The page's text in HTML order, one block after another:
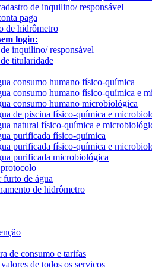
de inquilino/ responsável
paga
de hidrômetro
login:
inquilino/ responsável
titularidade
consumo humano físico-química
consumo humano físico-química e
consumo humano microbiológica
de piscina físico-química e
natural físico-química e
purificada físico-química
purificada físico-química e
purificada microbiológica
furto de água
de hidrômetro
de consumo e tarifas
de todos os serviços